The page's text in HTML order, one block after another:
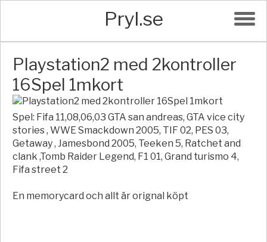
Pryl.se
Playstation2 med 2kontroller
16Spel 1mkort
Spel: Fifa 11,08,06,03 GTA san andreas, GTA vice city
stories , WWE Smackdown 2005, TIF 02, PES 03,
Getaway , Jamesbond 2005, Teeken 5, Ratchet and
clank ,Tomb Raider Legend, F1 01, Grand turismo 4,
Fifa street 2
En memorycard och allt är orignal köpt